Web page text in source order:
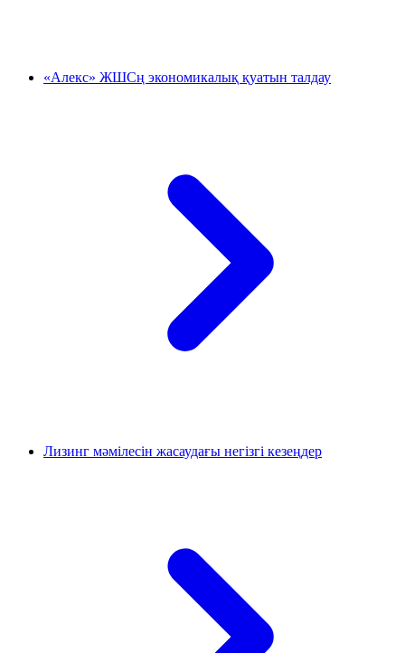
«Алекс» ЖШСң экономикалық қуатын талдау
Лизинг мәмілесін жасаудағы негізгі кезеңдер